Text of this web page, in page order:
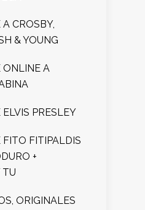
CROSBY,
& YOUNG
ONLINE A
PRESLEY
FITO FITIPALDIS
+
TU
ORIGINALES